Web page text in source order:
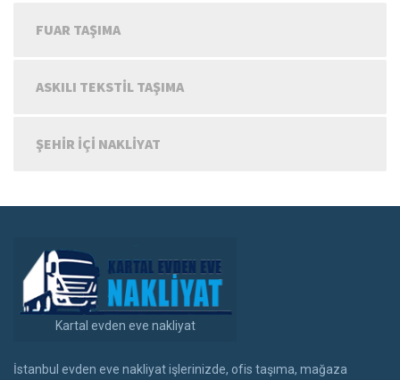
FUAR TAŞIMA
ASKILI TEKSTIL TAŞIMA
ŞEHIR IÇI NAKLIYAT
Kartal evden eve nakliyat
İstanbul evden eve nakliyat işlerinizde, ofis taşıma, mağaza